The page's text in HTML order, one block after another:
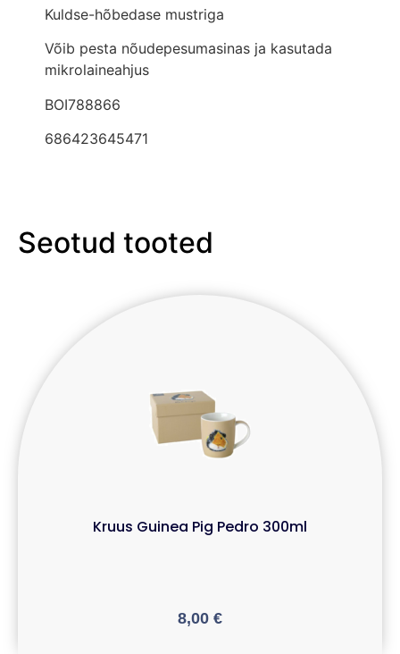
Kuldse-hõbedase mustriga
Võib pesta nõudepesumasinas ja kasutada
mikrolaineahjus
BOI788866
686423645471
Seotud tooted
Kruus Guinea Pig Pedro 300ml
8,00 €